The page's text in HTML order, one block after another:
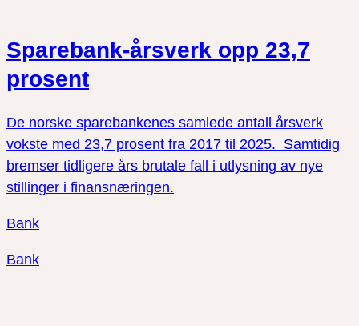
Sparebank-årsverk opp 23,7
prosent
De norske sparebankenes samlede antall årsverk
vokste med 23,7 prosent fra 2017 til 2025. Samtidig
bremser tidligere års brutale fall i utlysning av nye
stillinger i finansnæringen.
Bank
Bank